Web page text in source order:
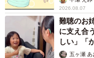
2026.08.07
難聴のお
に支え合
しい」「
五ヶ瀬 あ